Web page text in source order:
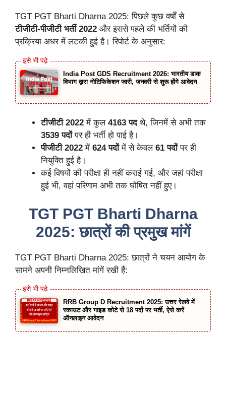
TGT PGT Bharti Dharna 2025: पिछले कुछ वर्षों से
टीजीटी-पीजीटी भर्ती 2022 और इससे पहले की भर्तियों की
प्रक्रिया अधर में लटकी हुई है। रिपोर्ट के अनुसार:
India Post GDS Recruitment 2026: भारतीय डाक
विभाग द्वारा नोटिफिकेशन जारी, जनवरी से शुरू होंगे आवेदन
टीजीटी 2022 में कुल 4163 पदथे, जिनमें से अभी तक
3539 पदोंपर ही भर्ती हो पाई है।
पीजीटी 2022 में 624 पदोंमें से केवल 61 पदोंपर ही
नियुक्ति हुई है।
कई विषयों की परीक्षा ही नहीं कराई गई, और जहां परीक्षा
हुई भी, वहां परिणाम अभी तक घोषित नहीं हुए।
TGT PGT Bharti Dharna
2025: छात्रों की प्रमुख मांगें
TGT PGT Bharti Dharna 2025: छात्रों ने चयन आयोग के
सामने अपनी निम्नलिखित मांगें रखी हैं:
RRB Group D Recruitment 2025: उत्तर रेलवे में
स्काउट और गाइड कोटे से 18 पदों पर भर्ती, ऐसे करें
ऑनलाइन आवेदन